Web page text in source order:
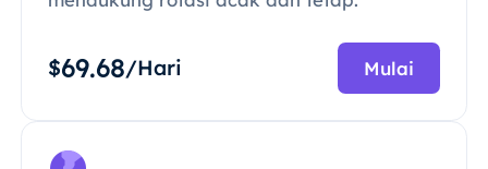
$69.68/Hari Mulai